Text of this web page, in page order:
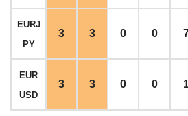
EURJ
PY
3 3 0 0
EUR
USD
3 3 0 0